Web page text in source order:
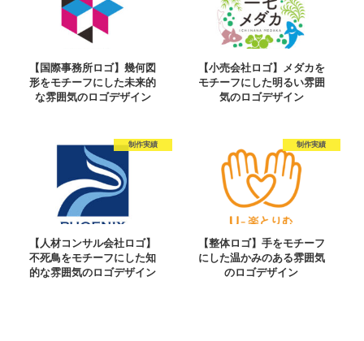
【国際事務所ロゴ】幾何図
形をモチーフにした未来的
な雰囲気のロゴデザイン
【小売会社ロゴ】メダカを
モチーフにした明るい雰囲
気のロゴデザイン
制作実績
【人材コンサル会社ロゴ】
不死鳥をモチーフにした知
的な雰囲気のロゴデザイン
制作実績
【整体ロゴ】手をモチーフ
にした温かみのある雰囲気
のロゴデザイン